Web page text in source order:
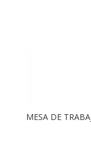
MESA DE